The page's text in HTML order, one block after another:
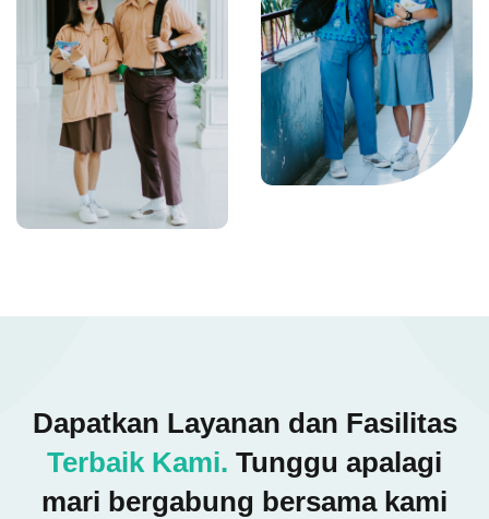
Dapatkan Layanan dan Fasilitas
Terbaik Kami. Tunggu apalagi
mari bergabung bersama kami